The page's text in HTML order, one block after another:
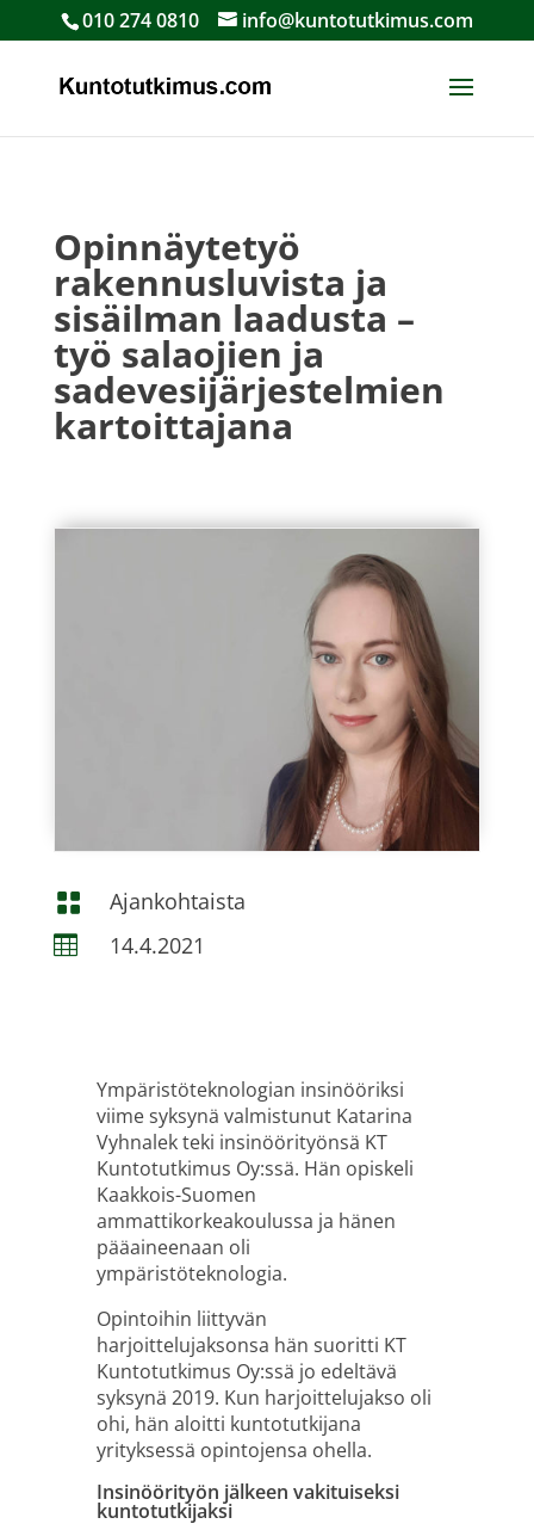
010 274 0810 info@kuntotutkimus.com
Opinnäytetyö
rakennusluvista ja
sisäilman laadusta –
työ salaojien ja
sadevesijärjestelmien
kartoittajana
 Ajankohtaista
 14.4.2021
Ympäristöteknologian insinööriksi
viime syksynä valmistunut Katarina
Vyhnalek teki insinöörityönsä KT
Kuntotutkimus Oy:ssä. Hän opiskeli
Kaakkois-Suomen
ammattikorkeakoulussa ja hänen
pääaineenaan oli
ympäristöteknologia.
Opintoihin liittyvän
harjoittelujaksonsa hän suoritti KT
Kuntotutkimus Oy:ssä jo edeltävä
syksynä 2019. Kun harjoittelujakso oli
ohi, hän aloitti kuntotutkijana
yrityksessä opintojensa ohella.
Insinöörityön jälkeen vakituiseksi
kuntotutkijaksi